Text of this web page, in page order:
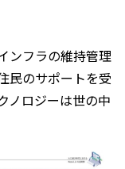
ンフラの維持管理
民のサポートを受
ノロジーは世の中